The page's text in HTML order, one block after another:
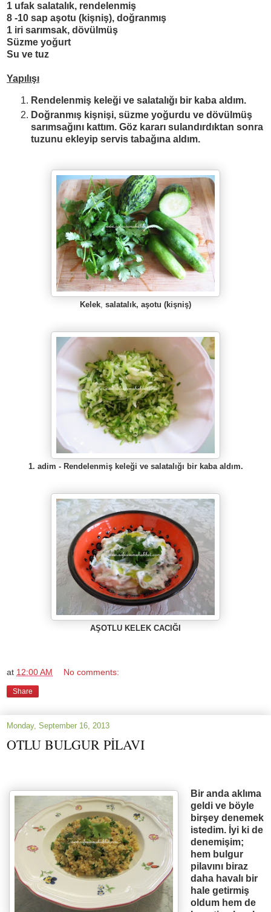
1 ufak salatalık, rendelenmiş
8 -10 sap aşotu (kişniş), doğranmış
1 iri sarımsak, dövülmüş
Süzme yoğurt
Su ve tuz
Yapılışı
Rendelenmiş keleği ve salatalığı bir kaba ald ım.
Doğranmış kişnişi, süzme yoğurdu ve dövülmüş
sarımsağını kattım. Göz kararı sulandırdıktan sonra
tuzunu ekleyip servis tabağına aldım.
Kelek, salatalık, aşotu (kişniş)
1. adim - Rendelenmiş keleği ve salatalığı bir kaba ald ım.
AŞOTLU KELEK CACIĞI
at 12:00 AM No comments:
Share
Monday, September 16, 2013
OTLU BULGUR PİLAVI
Bir anda akl ıma
geldi ve böyle
birşey denemek
istedim. yi ki de
denemişim;
hem bulgur
pilavınıbiraz
daha haval ıbir
hale getirmiş
oldum hem de